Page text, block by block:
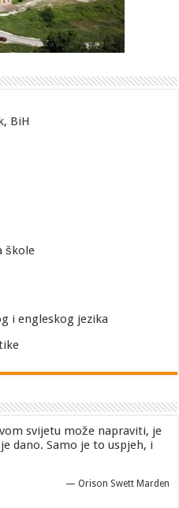
BiH
škole
i engleskog jezika
svijetu može napraviti, je
dano. Samo je to uspjeh, i
— Orison Swett Marden